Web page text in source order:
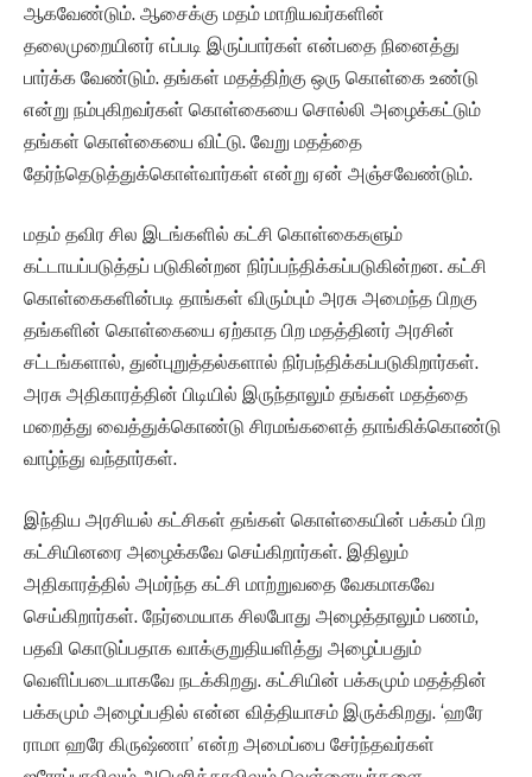
ஆகவேண்டும். ஆசைக்கு மதம் மாறியவர்களின்
தலைமுறையினர் எப்படி இருப்பார்கள் என்பதை நினைத்து
பார்க்க வேண்டும். தங்கள் மதத்திற்கு ஒரு கொள்கை உண்டு
என்று நம்புகிறவர்கள் கொள்கையை சொல்லி அழைக்கட்டும்
தங்கள் கொள்கையை விட்டு. வேறு மதத்தை
தேர்ந்தெடுத்துக்கொள்வார்கள் என்று ஏன் அஞ்சவேண்டும்.
மதம் தவிர சில இடங்களில் கட்சி கொள்கைகளும்
கட்டாயப்படுத்தப் படுகின்றன நிர்ப்பந்திக்கப்படுகின்றன. கட்சி
கொள்கைகளின்படி தாங்கள் விரும்பும் அரசு அமைந்த பிறகு
தங்களின் கொள்கையை ஏற்காத பிற மதத்தினர் அரசின்
சட்டங்களால், துன்புறுத்தல்களால் நிர்பந்திக்கப்படுகிறார்கள்.
அரசு அதிகாரத்தின் பிடியில் இருந்தாலும் தங்கள் மதத்தை
மறைத்து வைத்துக்கொண்டு சிரமங்களைத் தாங்கிக்கொண்டு
வாழ்ந்து வந்தார்கள்.
இந்திய அரசியல் கட்சிகள் தங்கள் கொள்கையின் பக்கம் பிற
கட்சியினரை அழைக்கவே செய்கிறார்கள். இதிலும்
அதிகாரத்தில் அமர்ந்த கட்சி மாற்றுவதை வேகமாகவே
செய்கிறார்கள். நேர்மையாக சிலபோது அழைத்தாலும் பணம்,
பதவி கொடுப்பதாக வாக்குறுதியளித்து அழைப்பதும்
வெளிப்படையாகவே நடக்கிறது. கட்சியின் பக்கமும் மதத்தின்
பக்கமும் அழைப்பதில் என்ன வித்தியாசம் இருக்கிறது. ‘ஹரே
ராமா ஹரே கிருஷ்ணா’ என்ற அமைப்பை சேர்ந்தவர்கள்